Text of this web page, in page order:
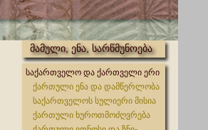
მამული, ენა, სარწმუნოება
საქართველო და ქართველი ერი
ქართული ენა და დამწერლობა
საქართველოს სულიერი მისია
ქართული ხუროთმოძღვრება